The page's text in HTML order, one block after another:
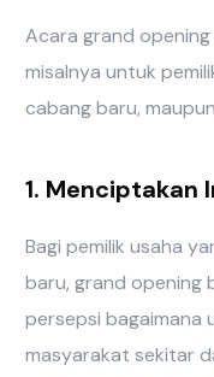
Acara grand
misalnya untuk
cabang baru,
1. Menciptakan
Bagi pemilik usaha
baru, grand opening
persepsi bagaimana
masyarakat sekitar